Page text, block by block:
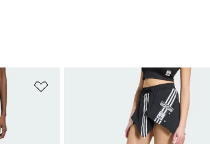
ほしいものリストに追加